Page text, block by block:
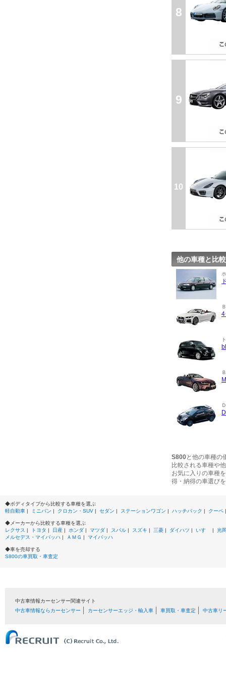
8
9
10
他の車種と比
4
S800と他の車種の
比較される車種や
お気に入りの車種
得・納得の車選び
◆ボディタイプから比較する車種を選ぶ
軽自動車 | ミニバン | クロカン・SUV | セダン | ステーションワゴン | ハッチバック | クーペ
◆メーカーから比較する車種を選ぶ
レクサス | トヨタ | 日産 | ホンダ | マツダ | スバル | スズキ | 三菱 | ダイハツ | いすゞ |
光
メルセデス・マイバッハ | ＡＭＧ | マイバッハ
◆車を売却する
S800の車買取・車査定
中古車情報カーセンサー関連サイト
中古車情報ならカーセンサー
カーセンサーエッジ・輸入車 車買取・車査定 中古車リ